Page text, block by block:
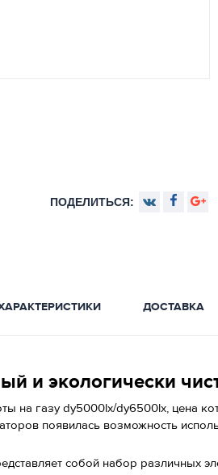
ПОДЕЛИТЬСЯ:
ДОСТАВКА
и экологически
на газу dy5000lx/dy6500lx, цена
появилась возможность
собой набор различных